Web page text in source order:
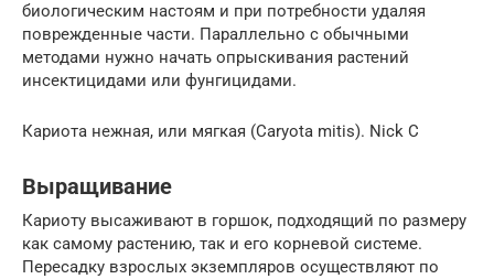
биологическим настоям и при потребности удаляя
поврежденные части. Параллельно с обычными
методами нужно начать опрыскивания растений
инсектицидами или фунгицидами.
Кариота нежная, или мягкая (Caryota mitis). Nick C
Выращивание
Кариоту высаживают в горшок, подходящий по размеру
как самому растению, так и его корневой системе.
Пересадку взрослых экземпляров осуществляют по